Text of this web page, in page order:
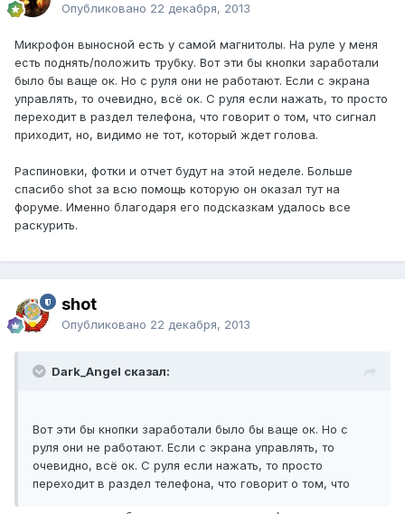
Опубликовано 22 декабря, 2013
Микрофон выносной есть у самой магнитолы. На руле у меня
есть поднять/положить трубку. Вот эти бы кнопки заработали
было бы ваще ок. Но с руля они не работают. Если с экрана
управлять, то очевидно, всё ок. С руля если нажать, то просто
переходит в раздел телефона, что говорит о том, что сигнал
приходит, но, видимо не тот, который ждет голова.
Распиновки, фотки и отчет будут на этой неделе. Больше
спасибо shot за всю помощь которую он оказал тут на
форуме. Именно благодаря его подсказкам удалось все
раскурить.
shot
Опубликовано 22 декабря, 2013
Dark_Angel сказал:
Вот эти бы кнопки заработали было бы ваще ок. Но с
руля они не работают. Если с экрана управлять, то
очевидно, всё ок. С руля если нажать, то просто
переходит в раздел телефона, что говорит о том, что